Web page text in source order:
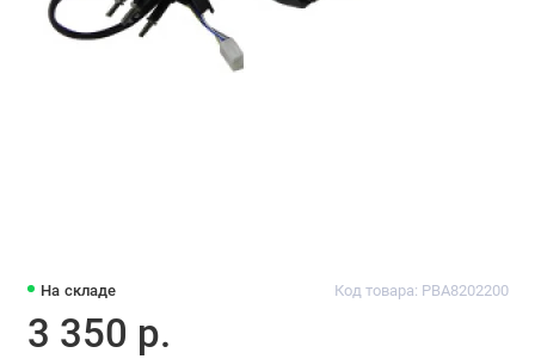
На складе Код товара: PBA8202200
3 350 р.